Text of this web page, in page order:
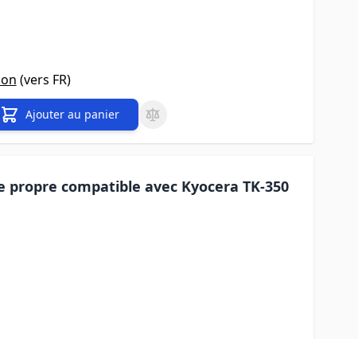
(vers FR)
Ajouter au panier
compatible avec Kyocera TK-350